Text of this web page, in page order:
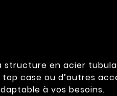
structure en acier
case ou d’autres
à vos besoins.